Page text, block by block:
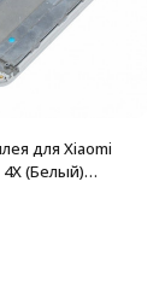
для Xiaomi
(Белый)